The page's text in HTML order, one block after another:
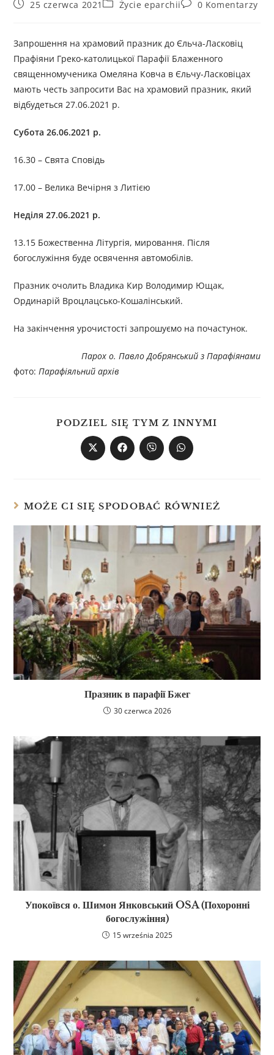
25 czerwca 2021 Życie eparchii 0 Komentarzy
Запрошення на храмовий празник до Єльча-Ласковіц
Прафіяни Греко-католицької Парафії Блаженного
священномученика Омеляна Ковча в Єльчу-Ласковіцах
мають честь запросити Вас на храмовий празник, який
відбудеться 27.06.2021 р.
Субота 26.06.2021 р.
16.30 – Свята Сповідь
17.00 – Велика Вечірня з Литією
Неділя 27.06.2021 р.
13.15 Божественна Літургія, мировання. Після
богослужіння буде освячення автомобілів.
Празник очолить Владика Кир Володимир Ющак,
Ординарій Вроцлацсько-Кошалінський.
На закінчення урочистості запрошуємо на почастунок.
Парох о. Павло Добрянський з Парафіянами
фото:Парафіяльний архів
PODZIEL SIĘ TYM Z INNYMI
MOŻE CI SIĘ SPODOBAĆ RÓWNIEŻ
Празник в парафії Бжег
30 czerwca 2026
Упокоївся о. Шимон Янковський OSA (Похоронні
богослужіння)
15 września 2025